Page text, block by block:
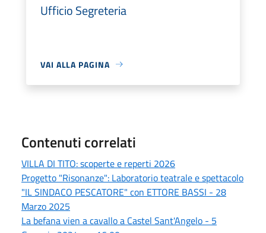
Ufficio Segreteria
VAI ALLA PAGINA
Contenuti correlati
VILLA DI TITO: scoperte e reperti 2026
Progetto "Risonanze": Laboratorio teatrale e spettacolo
"IL SINDACO PESCATORE" con ETTORE BASSI - 28
Marzo 2025
La befana vien a cavallo a Castel Sant'Angelo - 5